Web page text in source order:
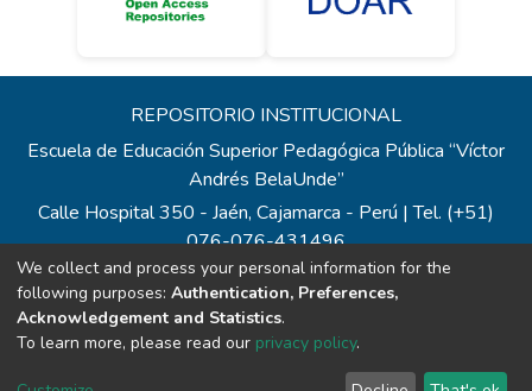
REPOSITORIO INSTITUCIONAL
Escuela de Educación Superior Pedagógica Pública “Víctor
Andrés BelaUnde”
Calle Hospital 350 - Jaén, Cajamarca - Perú | Tel. (+51)
076-076-431496
Todos los contenidos de repositorio.eesppvab.edu.pe están
bajo la Licencia Creative Commons
Correo:repositorio@eesppvab.edu.pe
We collect and process your personal information for the
following purposes: Authentication, Preferences,
Acknowledgement and Statistics.
To learn more, please read our privacy policy.